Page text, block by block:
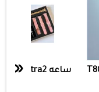
ساعه Hk22 Ultra2 «